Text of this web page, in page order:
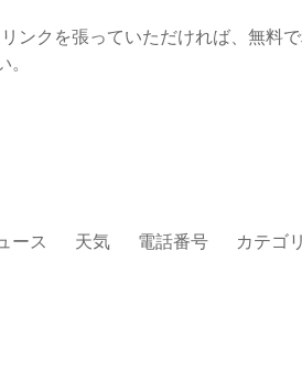
ンクを張っていただければ、無料で
ース 天気 電話番号 カテゴ